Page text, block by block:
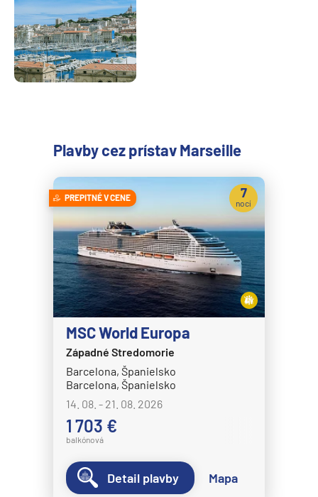
Plavby cez prístav Marseille
PREPITNÉ V CENE
MSC World Europa
Západné Stredomorie
Barcelona, Španielsko
Barcelona, Španielsko
14. 08. - 21. 08. 2026
1 703 €
balkónová
7
nocí
Detail plavby Mapa